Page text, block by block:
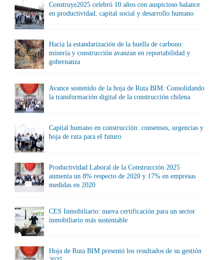
Construye2025 celebró 10 años con auspicioso balance
en productividad, capital social y desarrollo humano
Hacia la estandarización de la huella de carbono:
minería y construcción avanzan en reportabilidad y
gobernanza
Avance sostenido de la hoja de Ruta BIM: Consolidando
la transformación digital de la construcción chilena
Capital humano en construcción: consensos, urgencias y
hoja de ruta para el futuro
Productividad Laboral de la Construcción 2025
aumenta un 8% respecto de 2020 y 17% en empresas
medidas en 2020
CES Inmobiliario: nueva certificación para un sector
inmobiliario más sustentable
Hoja de Ruta BIM presentó los resultados de su gestión